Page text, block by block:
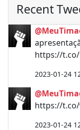
Recent
https://t.co/
2023-01-24
https://t.co/
2023-01-24